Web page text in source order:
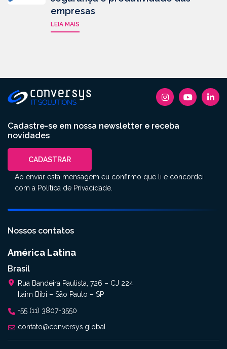
empresas
LEIA MAIS
Cadastre-se em nossa newsletter e receba
novidades
CADASTRAR
Ao enviar esta mensagem eu confirmo que li e concordei
com a Política de Privacidade.
Nossos contatos
América Latina
Brasil
Rua Bandeira Paulista, 726 – CJ 224
Itaim Bibi – São Paulo – SP
+55 (11) 3807-3550
contato@conversys.global